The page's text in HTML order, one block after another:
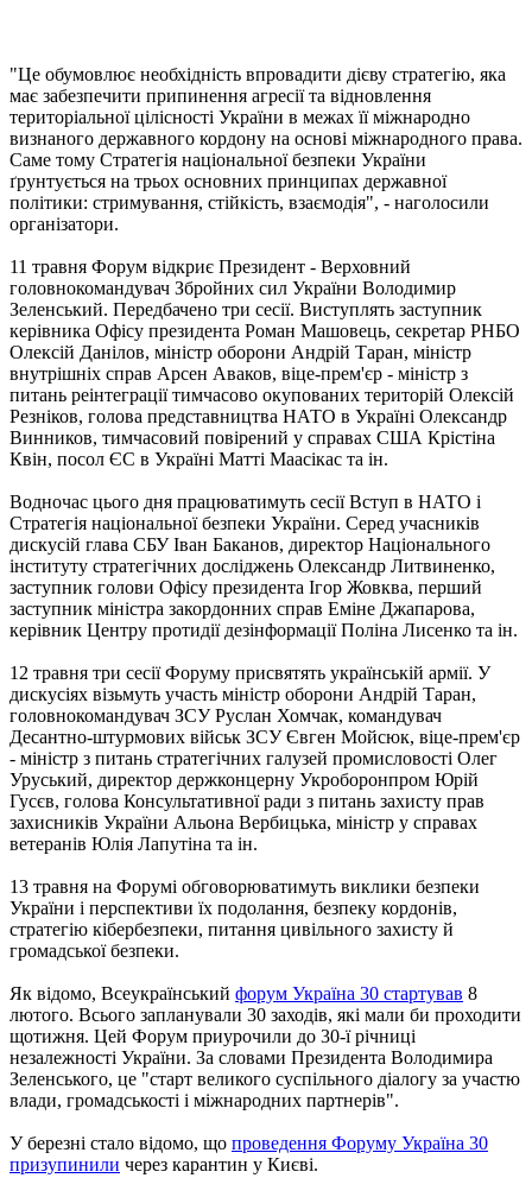
"Це обумовлює необхідність впровадити дієву стратегію, яка
має забезпечити припинення агресії та відновлення
територіальної цілісності України в межах її міжнародно
визнаного державного кордону на основі міжнародного права.
Саме тому Стратегія національної безпеки України
ґрунтується на трьох основних принципах державної
політики: стримування, стійкість, взаємодія", - наголосили
організатори.
11 травня Форум відкриє Президент - Верховний
головнокомандувач Збройних сил України Володимир
Зеленський. Передбачено три сесії. Виступлять заступник
керівника Офісу президента Роман Машовець, секретар РНБО
Олексій Данілов, міністр оборони Андрій Таран, міністр
внутрішніх справ Арсен Аваков, віце-прем'єр - міністр з
питань реінтеграції тимчасово окупованих територій Олексій
Резніков, голова представництва НАТО в Україні Олександр
Винников, тимчасовий повірений у справах США Крістіна
Квін, посол ЄС в Україні Матті Маасікас та ін.
Водночас цього дня працюватимуть сесії Вступ в НАТО і
Стратегія національної безпеки України. Серед учасників
дискусій глава СБУ Іван Баканов, директор Національного
інституту стратегічних досліджень Олександр Литвиненко,
заступник голови Офісу президента Ігор Жовква, перший
заступник міністра закордонних справ Еміне Джапарова,
керівник Центру протидії дезінформації Поліна Лисенко та ін.
12 травня три сесії Форуму присвятять українській армії. У
дискусіях візьмуть участь міністр оборони Андрій Таран,
головнокомандувач ЗСУ Руслан Хомчак, командувач
Десантно-штурмових військ ЗСУ Євген Мойсюк, віце-прем'єр
- міністр з питань стратегічних галузей промисловості Олег
Уруський, директор держконцерну Укроборонпром Юрій
Гусєв, голова Консультативної ради з питань захисту прав
захисників України Альона Вербицька, міністр у справах
ветеранів Юлія Лапутіна та ін.
13 травня на Форумі обговорюватимуть виклики безпеки
України і перспективи їх подолання, безпеку кордонів,
стратегію кібербезпеки, питання цивільного захисту й
громадської безпеки.
Як відомо, Всеукраїнський форум Україна 30 стартував 8
лютого. Всього запланували 30 заходів, які мали би проходити
щотижня. Цей Форум приурочили до 30-ї річниці
незалежності України. За словами Президента Володимира
Зеленського, це "старт великого суспільного діалогу за участю
влади, громадськості і міжнародних партнерів".
У березні стало відомо, що проведення Форуму Україна 30
призупинили через карантин у Києві.